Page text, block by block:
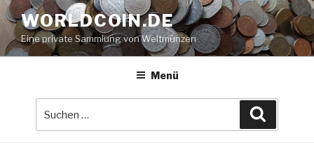
Zum
Inhalt
springen
WORLDCOIN.DE
Eine private Sammlung von Weltmünzen
Menü